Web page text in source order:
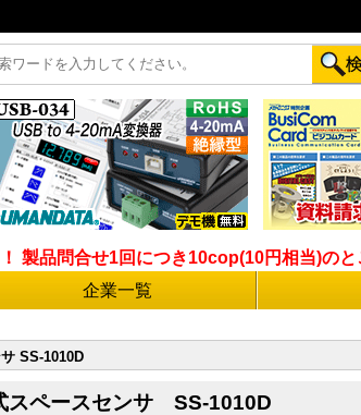
製品問合せ1回につき10cop(10円相当)の
企業一覧
SS-1010D
スペースセンサ SS-1010D